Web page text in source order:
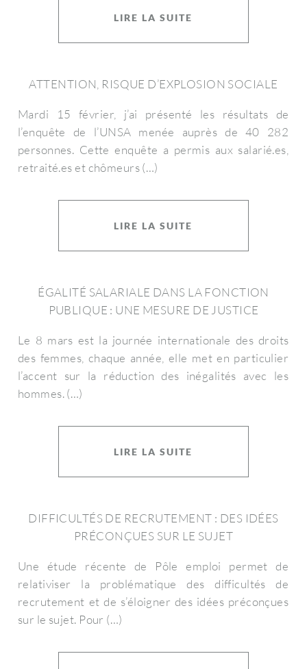
LIRE LA SUITE
ATTENTION, RISQUE D’EXPLOSION SOCIALE
Mardi 15 février, j’ai présenté les résultats de
l’enquête de l’UNSA menée auprès de 40 282
personnes. Cette enquête a permis aux salarié.es,
retraité.es et chômeurs (…)
LIRE LA SUITE
ÉGALITÉ SALARIALE DANS LA FONCTION
PUBLIQUE : UNE MESURE DE JUSTICE
Le 8 mars est la journée internationale des droits
des femmes, chaque année, elle met en particulier
l’accent sur la réduction des inégalités avec les
hommes. (…)
LIRE LA SUITE
DIFFICULTÉS DE RECRUTEMENT : DES IDÉES
PRÉCONÇUES SUR LE SUJET
Une étude récente de Pôle emploi permet de
relativiser la problématique des difficultés de
recrutement et de s’éloigner des idées préconçues
sur le sujet. Pour (…)